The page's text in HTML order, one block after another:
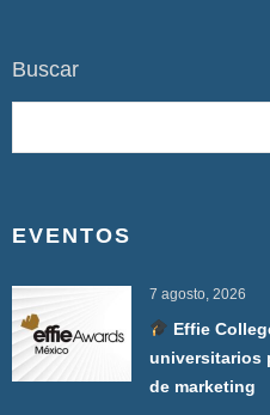
Buscar
EVENTOS
7 agosto, 2026
Effie
universitarios
de marketing